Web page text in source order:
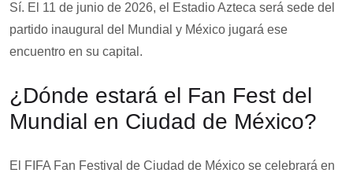
Sí. El 11 de junio de 2026, el Estadio Azteca será sede del
partido inaugural del Mundial y México jugará ese
encuentro en su capital.
¿Dónde estará el Fan Fest del
Mundial en Ciudad de México?
El FIFA Fan Festival de Ciudad de México se celebrará en